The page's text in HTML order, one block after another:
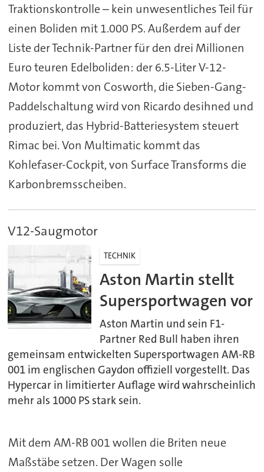
Traktionskontrolle – kein unwesentliches Teil für
einen Boliden mit 1.000 PS. Außerdem auf der
Liste der Technik-Partner für den drei Millionen
Euro teuren Edelboliden: der 6.5-Liter V-12-
Motor kommt von Cosworth, die Sieben-Gang-
Paddelschaltung wird von Ricardo desihned und
produziert, das Hybrid-Batteriesystem steuert
Rimac bei. Von Multimatic kommt das
Kohlefaser-Cockpit, von Surface Transforms die
Karbonbremsscheiben.
V12-Saugmotor
TECHNIK
Aston Martin stellt
Supersportwagen vor
Aston Martin und sein F1-
Partner Red Bull haben ihren
gemeinsam entwickelten Supersportwagen AM-RB
001 im englischen Gaydon offiziell vorgestellt. Das
Hypercar in limitierter Auflage wird wahrscheinlich
mehr als 1000 PS stark sein.
Mit dem AM-RB 001 wollen die Briten neue
Maßstäbe setzen. Der Wagen solle